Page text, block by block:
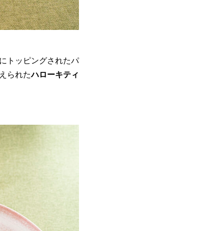
トッピングされたパ
られたハローキティ